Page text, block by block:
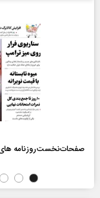
صفحات‌نخست‌روزنامه ها‌ی یکشنبه